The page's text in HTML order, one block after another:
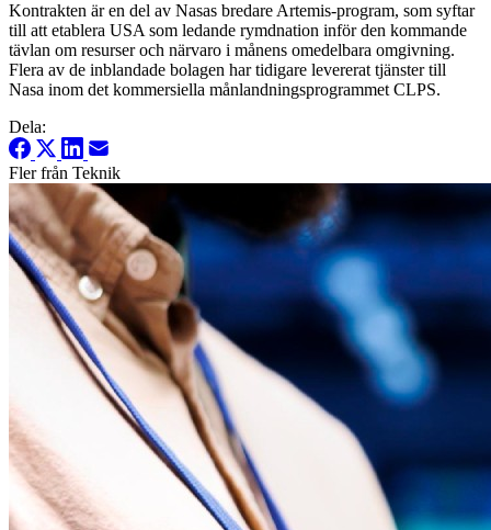
Kontrakten är en del av Nasas bredare Artemis-program, som syftar
till att etablera USA som ledande rymdnation inför den kommande
tävlan om resurser och närvaro i månens omedelbara omgivning.
Flera av de inblandade bolagen har tidigare levererat tjänster till
Nasa inom det kommersiella månlandningsprogrammet CLPS.
Dela:
Fler från Teknik